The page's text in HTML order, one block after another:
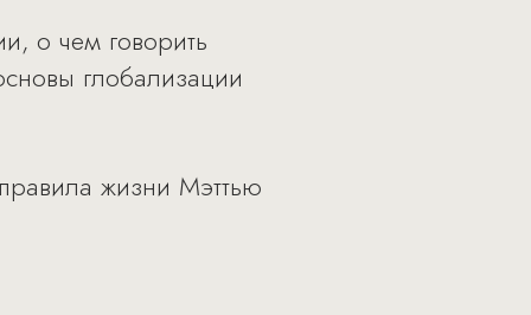
о чем говорить
глобализации
жизни Мэттью